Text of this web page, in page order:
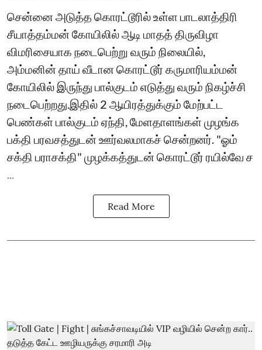
சென்னை அடுத்த கொரட்டூரில் உள்ள பாடலாத்திரி
சீயாத்தம்மன் கோயிலில் ஆடி மாதத் திருவிழா
விமரிசையாக நடைபெற்று வரும் நிலையில்,
அம்மனின் தாய் வீடான கொரட்டூர் கருமாரியம்மன்
கோயிலில் இருந்து பால்குடம் எடுத்து வரும் நிகழ்ச்சி
நடைபெற்றது.இதில் 2 ஆயிரத்துக்கும் மேற்பட்ட
பெண்கள் பால்குடம் ஏந்தி, மேளதாளங்கள் முழங்க
பக்தி பரவசத்துடன் ஊர்வலமாகச் சென்றனர். "ஓம்
சக்தி பராசக்தி" முழக்கத்துடன் கொரட்டூர் ரயில்வே ச
...
Read More